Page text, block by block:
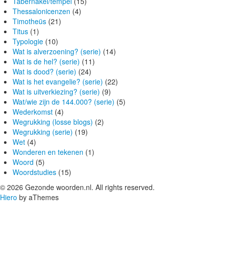
Thessalonicenzen (4)
Timotheüs (21)
Titus (1)
Typologie (10)
Wat is alverzoening? (serie) (14)
Wat is de hel? (serie) (11)
Wat is dood? (serie) (24)
Wat is het evangelie? (serie) (22)
Wat is uitverkiezing? (serie) (9)
Wat/wie zijn de 144.000? (serie) (5)
Wederkomst (4)
Wegrukking (losse blogs) (2)
Wegrukking (serie) (19)
Wet (4)
Wonderen en tekenen (1)
Woord (5)
Woordstudies (15)
© 2026 Gezonde woorden.nl. All rights reserved.
Hiero by aThemes